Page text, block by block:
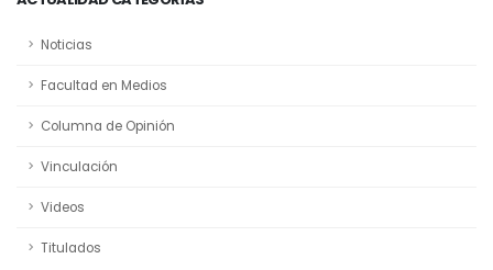
Noticias
Facultad en Medios
Columna de Opinión
Vinculación
Videos
Titulados